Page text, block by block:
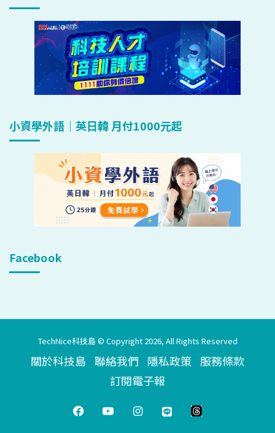
小資學外語｜英日韓 月付1000元起
Facebook
TechNice科技島 © Copyright 2026, All Rights Reserved
關於科技島 聯絡我們 隱私政策 服務條款
訂閱電子報